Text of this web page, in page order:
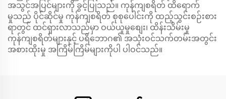
အသွင်အပြင်များကို ခွင့်ပြုသည်။ ကုန်ကျစရိတ် ထိရောက်
မှုသည် ပိုင်ဆိုင်မှု ကုန်ကျစရိတ် စုစုပေါင်းကို ထည့်သွင်းစဉ်းစား
ရာတွင် ထင်ရှားလာသည်မှာ ဝယ်ယူမှုစျေး၊ ထိန်းသိမ်းမှု
ကုန်ကျစရိတ်များနှင့် ပရိဘောဂ၏ အသုံးဝင်သက်တမ်းအတွင်း
အစားထိုးမှု အကြိမ်ကြိမ်များကိုပါ ပါဝင်သည်။